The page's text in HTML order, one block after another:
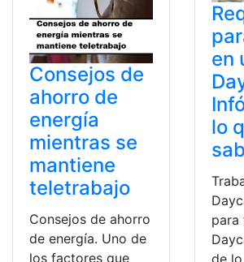
Consejos de
ahorro de
energía
mientras se
mantiene
teletrabajo
Consejos de ahorro
de energía. Uno de
los factores que
en
lo
para
de